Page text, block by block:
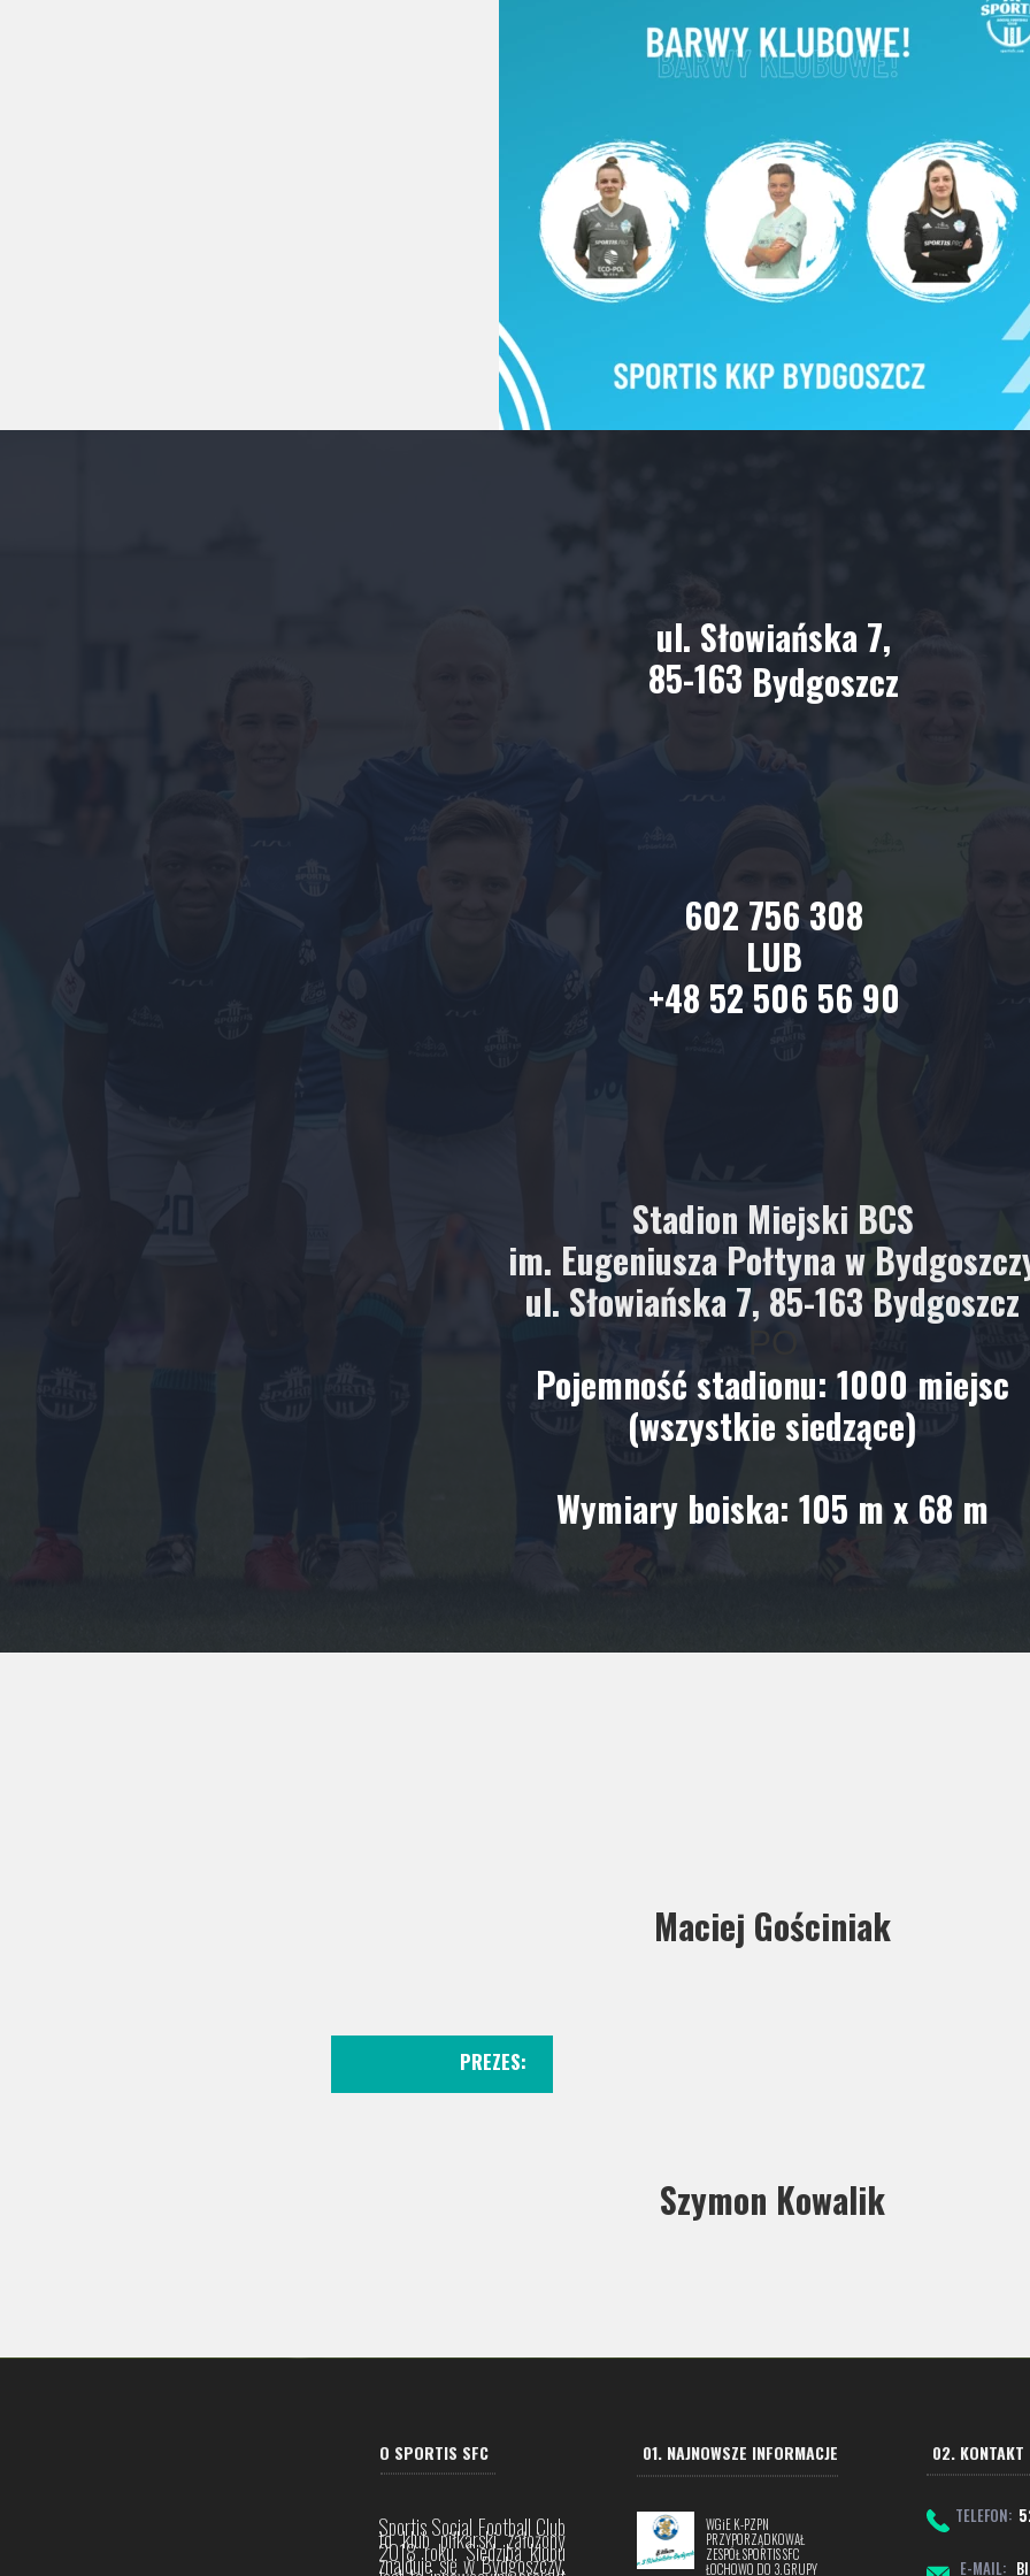
Szymon Kowalik
Maciej Gościniak
Stadion Miejski BCS
im. Eugeniusza Połtyna w
ul. Słowiańska 7, 85-163 Bydgoszcz
PO
Pojemność stadionu: 1000 miejsc
(wszystkie siedzące)
Wymiary boiska: 105 m x 68 m
ul. Słowiańska 7,
85-163 Bydgoszcz
602 756 308
LUB
+48 52 506 56 90
PREZES:
E-MAIL:
TELEFON:
WGiE K-PZPN
PRZYPORZĄDKOWAŁ
ZESPÓŁ SPORTIS SFC
ŁOCHOWO DO 3. GRUPY
02. KONTAKT
01. NAJNOWSZE INFORMACJE
Sportis Social Football Club
to klub piłkarski założony
2018 roku. Siedziba klubu
znajduje się w Bydgoszczy.
O SPORTIS SFC